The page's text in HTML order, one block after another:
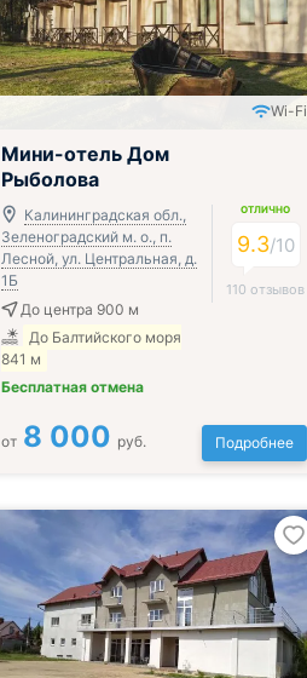
Wi-Fi
Мини-отель Дом
Рыболова
Калининградская обл.,
Зеленоградский м. о., п.
Лесной, ул. Центральная, д.
1Б
До центра 900 м
До Балтийского моря
841 м
Бесплатная отмена
ОТЛИЧНО
9.3/10
110 отзывов
от 8 000 руб. Подробнее